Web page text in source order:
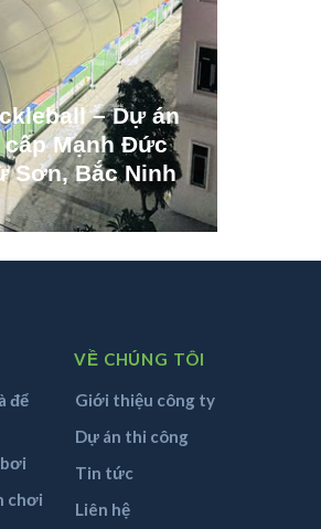
– Dự án
Mạnh Đức
Sơn, Bắc Ninh
để
chơi
VỀ CHÚNG TÔI
Giới thiệu công ty
Dự án thi công
Tin tức
Liên hệ